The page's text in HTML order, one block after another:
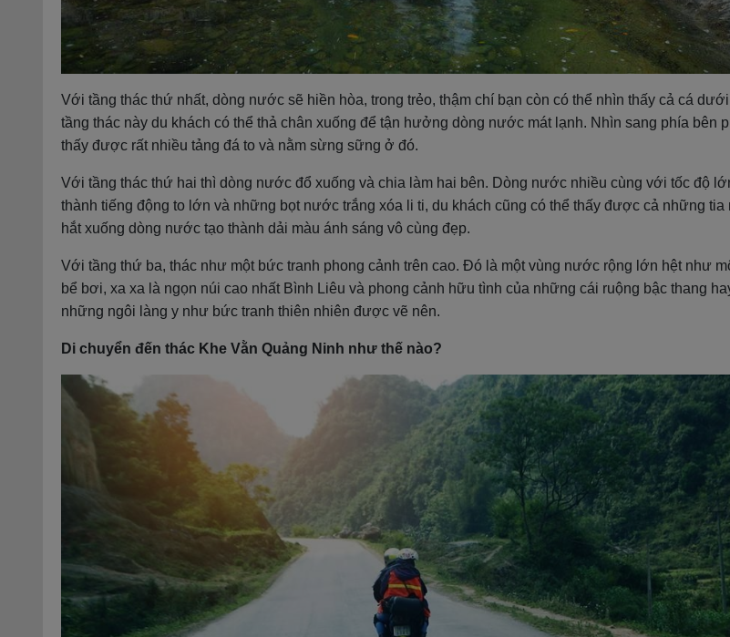
Với tầng thác thứ nhất, dòng nước sẽ hiền hòa, trong trẻo, thậm chí bạn còn có thể nhìn thấy cả cá
tầng thác này du khách có thể thả chân xuống để tận hưởng dòng nước mát lạnh. Nhìn sang phía bên
thấy được rất nhiều tảng đá to và nằm sừng sững ở đó.
Với tầng thác thứ hai thì dòng nước đổ xuống và chia làm hai bên. Dòng nước nhiều cùng với tốc độ
thành tiếng động to lớn và những bọt nước trắng xóa li ti, du khách cũng có thể thấy được cả những tia
hắt xuống dòng nước tạo thành dải màu ánh sáng vô cùng đẹp.
Với tầng thứ ba, thác như một bức tranh phong cảnh trên cao. Đó là một vùng nước rộng lớn hệt như
bể bơi, xa xa là ngọn núi cao nhất Bình Liêu và phong cảnh hữu tình của những cái ruộng bậc thang
những ngôi làng y như bức tranh thiên nhiên được vẽ nên.
Di chuyển đến thác Khe Vằn Quảng Ninh như thế nào?